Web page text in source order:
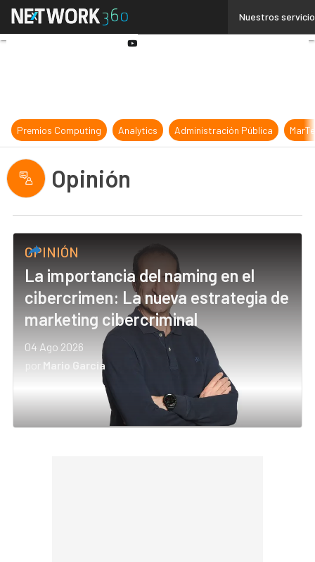
Nuestros
Premios Computing Analytics Administración Pública
Opinión
OPINIÓN
La importancia del naming en el
cibercrimen: La nueva estrategia de
marketing cibercriminal
04 Ago 2026
por Mario García